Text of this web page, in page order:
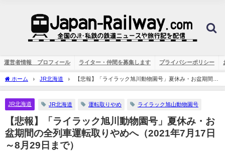
運営者情報 プロフィール ライター・仲間を募集します プライバシーポリシー
ホーム JR北海道
【悲報】「ライラック旭川動物園号」夏休み・お盆期間の
全列車運転取りやめへ（2021年7月17日～8月29日まで）
JR北海道 JR北海道 運転取りやめ ライラック旭山動物園号
【悲報】「ライラック旭川動物園号」夏休み・お
盆期間の全列車運転取りやめへ（2021年7月17日
～8月29日まで）